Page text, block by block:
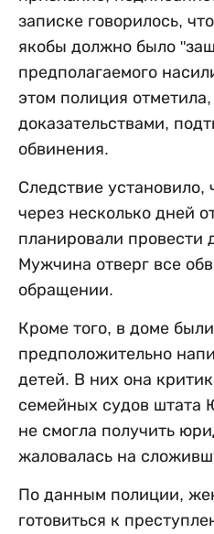
записке говорилось,
якобы должно было
предполагаемого
этом полиция
доказательствами,
обвинения.
Следствие
через несколько дней
планировали провести
Мужчина отверг все
обращении.
Кроме того, в доме
предположительно
детей. В них она
семейных судов штата
не смогла получить
жаловалась на
По данным полиции,
готовиться к